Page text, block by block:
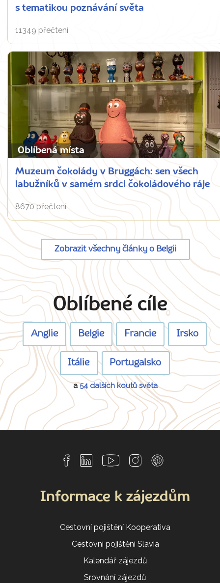
s tematikou poznávání světa
11349 přečtení
Oblíbená místa
Muzeum čokolády v Bruggách: sen všech
labužníků v samém srdci čokoládového ráje
8670 přečtení
Zobrazit všechny články o Belgii
Oblíbené cíle
Anglie Belgie Francie Irsko
Itálie Portugalsko
a54 dalších koutů světa
Informace k zájezdům
Cestovní pojištění Kooperativa
Cestovní pojištění Slavia
Kalendář zájezdů
Srovnání zájezdů